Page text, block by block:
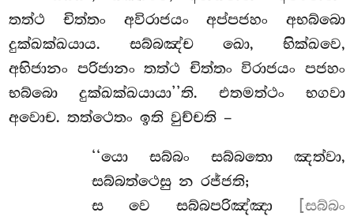
තත්ථ චිත්තං අවිරාජයං අප්පජහං අභබ්බො
දුක්ඛක්ඛයාය. සබ්බඤ්ච ඛො, භික්ඛවෙ,
අභිජානං පරිජානංතත්ථ චිත්තං විරාජයං පජහං
භබ්බො දුක්ඛක්ඛයායා’’ති. එතමත්ථං භගවා
අවොච. තත්ථෙතං ඉති වුච්චති –
‘‘යො සබ්බං සබ්බතො ඤත්වා,
සබ්බත්ථෙසු න රජ්ජති;
ස වෙ සබ්බපරිඤ්ඤා
[සබ්බං